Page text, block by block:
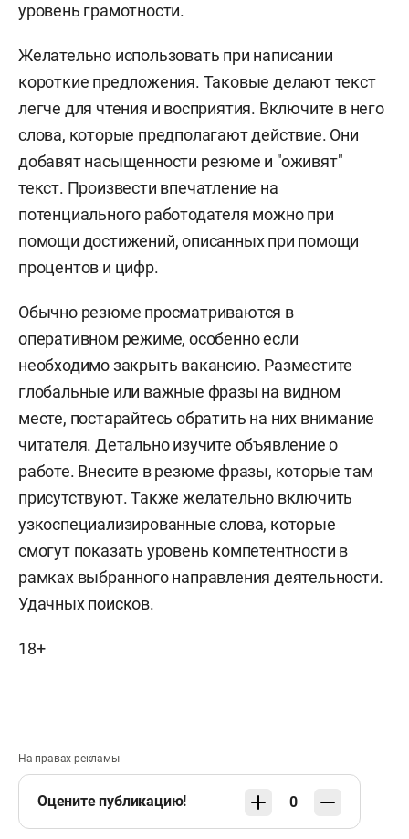
уровень грамотности.
Желательно использовать при написании
короткие предложения. Таковые делают текст
легче для чтения и восприятия. Включите в него
слова, которые предполагают действие. Они
добавят насыщенности резюме и "оживят"
текст. Произвести впечатление на
потенциального работодателя можно при
помощи достижений, описанных при помощи
процентов и цифр.
Обычно резюме просматриваются в
оперативном режиме, особенно если
необходимо закрыть вакансию. Разместите
глобальные или важные фразы на видном
месте, постарайтесь обратить на них внимание
читателя. Детально изучите объявление о
работе. Внесите в резюме фразы, которые там
присутствуют. Также желательно включить
узкоспециализированные слова, которые
смогут показать уровень компетентности в
рамках выбранного направления деятельности.
Удачных поисков.
18+
На правах рекламы
Оцените публикацию! 0